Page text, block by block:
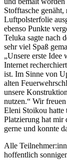
Stofftasche
Luftpolsterfolie
ebenso Punkte
Teluka sagte nach
sehr viel Spaß
„Unsere erste
Internet
ist. Im Sinne von
alten
unsere
nutzen.“ Wir
Eleni Stoikou hatte
Platzierung hat mir
gerne und konnte
Alle
hoffentlich